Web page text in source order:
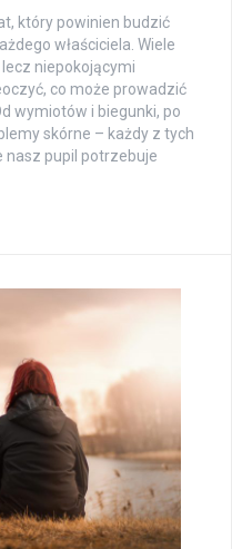
który powinien budzić
właściciela. Wiele
niepokojącymi
co może prowadzić
wymiotów i biegunki, po
skórne – każdy z tych
nasz pupil potrzebuje